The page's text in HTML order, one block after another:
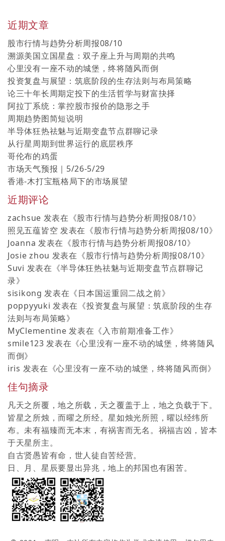
近期文章
股市行情与趋势分析周报08/10
溯源美国立国星盘：双子座上升与周期的共鸣
心里没有一座不动的城堡，终将随风而倒
投资复盘与展望：筑底阶段的生存法则与布局策略
论三十年长周期定投下的生活哲学与财富抉择
阿拉丁系统：掌控股市报价的隐形之手
周期趋势图简短说明
半导体狂热祛魅与近期变盘节点群聊记录
从行星周期到世界运行的底层秩序
哥伦布的鸡蛋
市场天气预报｜5/26-5/29
香港-木打宝瓶格局下的市场展望
近期评论
zachsue 发表在《股市行情与趋势分析周报08/10》
照见五蕴皆空 发表在《股市行情与趋势分析周报08/10》
Joanna 发表在《股市行情与趋势分析周报08/10》
Josie zhou 发表在《股市行情与趋势分析周报08/10》
Suvi 发表在《半导体狂热祛魅与近期变盘节点群聊记
录》
sisikong 发表在《日本国运重回二战之前》
poppyyuki 发表在《投资复盘与展望：筑底阶段的生存
法则与布局策略》
MyClementine 发表在《入市前期准备工作》
smile123 发表在《心里没有一座不动的城堡，终将随风
而倒》
iris 发表在《心里没有一座不动的城堡，终将随风而倒》
佳句摘录
凡天之所覆，地之所载，天之覆盖于上，地之负载于下。
皆星之所烛，而曜之所经。星如烛光所照，曜以经纬所
布。未有福臻而无本末，有祸害而无名。祸福吉凶，皆本
于天星所主。
自古贤愚皆有命，世人徒自苦经营。
日、月、星辰要显出异兆，地上的邦国也有困苦。